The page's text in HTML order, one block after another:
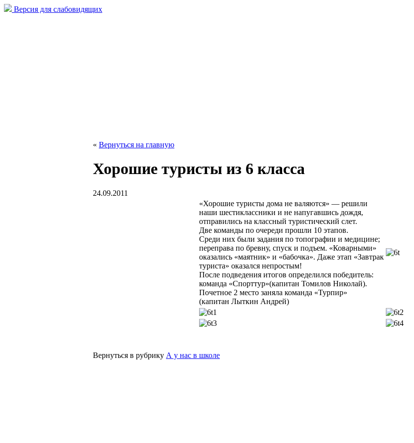
Версия для слабовидящих
« Вернуться на главную
Хорошие туристы из 6 класса
24.09.2011
«Хорошие туристы дома не валяются» — решили
наши шестиклассники и не напугавшись дождя,
отправились на классный туристический слет.
Две команды по очереди прошли 10 этапов.
Среди них были задания по топографии и медицине;
переправа по бревну, спуск и подъем. «Коварными»
оказались «маятник» и «бабочка». Даже этап «Завтрак
туриста» оказался непростым!
После подведения итогов определился победитель:
команда «Спорттур»(капитан Томилов Николай).
Почетное 2 место заняла команда «Турпир»
(капитан Лыткин Андрей)
Вернуться в рубрику А у нас в школе